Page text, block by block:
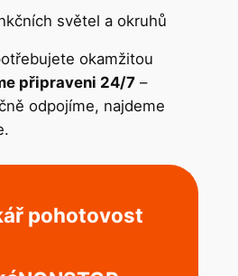
světel a okruhů
okamžitou
připraveni 24/7–
odpojíme, najdeme
pohotovost